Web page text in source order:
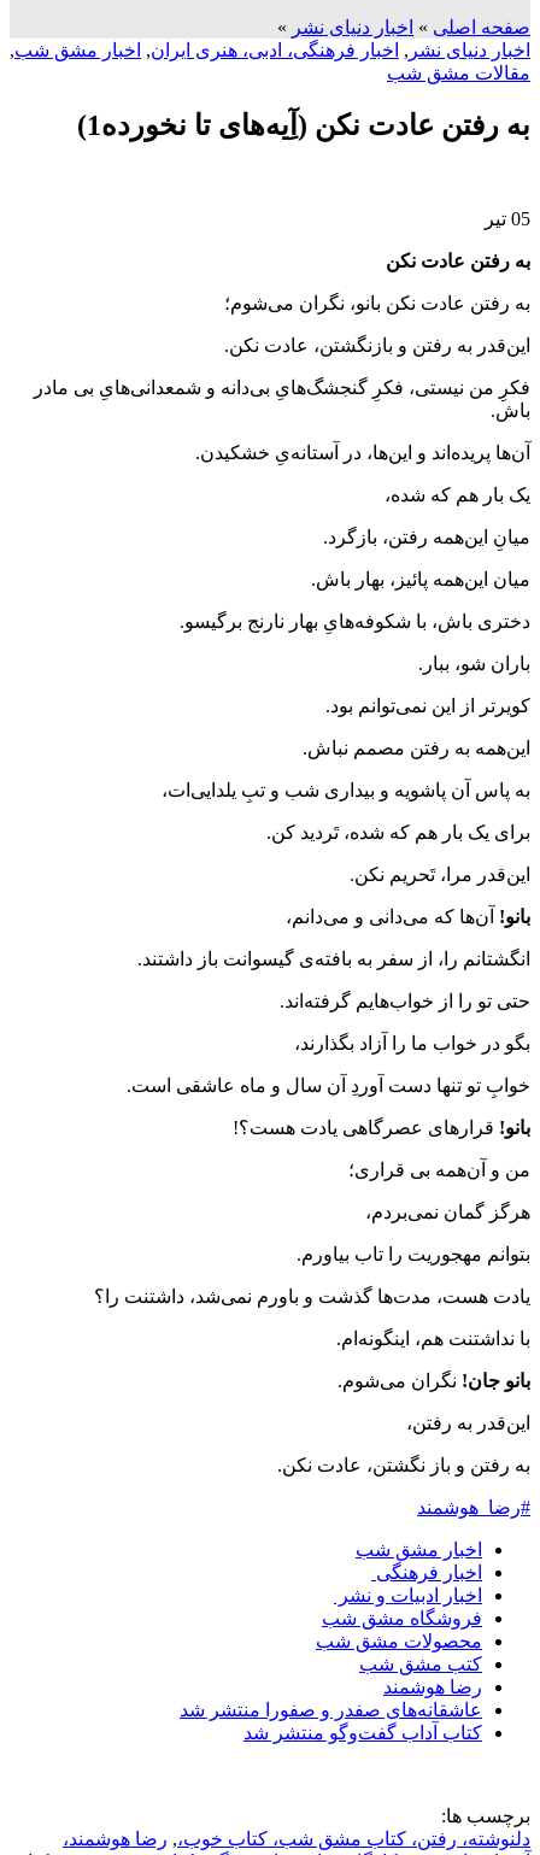
صفحه اصلی » اخبار دنیای نشر »
اخبار دنیای نشر , اخبار فرهنگی، ادبی، هنری ایران, اخبار مشق شب,
مقالات مشق شب
به رفتن عادت نکن (آِیه‌های تا نخورده1)
05 تیر
به رفتن عادت نکن
به رفتن عادت نکن بانو، نگران می‌شوم؛
این‌قدر به رفتن و بازنگشتن، عادت نکن.
فکرِ من نیستی، فکرِ گنجشگ‌هایِ بی‌دانه و شمعدانی‌هایِ بی مادر
باش.
آن‌ها پریده‌اند و این‌ها، در آستانه‌یِ خشکیدن.
یک بار هم که شده،
میانِ این‌همه رفتن، بازگرد.
میان این‌همه پائیز، بهار باش.
دختری باش، با شکوفه‌هایِ بهار نارنج برگیسو.
باران شو، ببار.
کویرتر از این نمی‌توانم بود.
این‌همه به رفتن مصمم نباش.
به پاس آن پاشویه و بیداری شب و تبِ یلدایی‌ات،
برای یک بار هم که شده، تَردید کن.
این‌قدر مرا، تَحریم نکن.
بانو! آن‌ها که می‌دانی و می‌دانم،
انگشتانم را، از سفر به بافته‌ی گیسوانت باز داشتند.
حتی تو را از خواب‌هایم گرفته‌اند.
بگو در خواب ما را آزاد بگذارند،
خوابِ تو تنها دست آوردِ آن سال و ماه عاشقی است.
بانو! قرارهای عصرگاهی یادت هست؟!
من و آن‌همه بی قراری؛
هرگز گمان نمی‌بردم،
بتوانم مهجوریت را تاب بیاورم.
یادت هست، مدت‌ها گذشت و باورم نمی‌شد، داشتنت را؟
با نداشتنت هم، اینگونه‌ام.
بانو جان! نگران می‌شوم.
این‌قدر به رفتن،
به رفتن و باز نگشتن، عادت نکن.
#رضا_هوشمند
اخبار مشق شب
اخبار فرهنگی
اخبار ادبیات و نشر
فروشگاه مشق شب
محصولات مشق شب
کتب مشق شب
رضا هوشمند
عاشقانه‌های صفدر و صفورا منتشر شد
کتاب آداب گفت‌و‌گو منتشر شد
برچسب ها:
دلنوشته، رفتن، کتاب مشق شب، کتاب خوب،, رضا هوشمند،